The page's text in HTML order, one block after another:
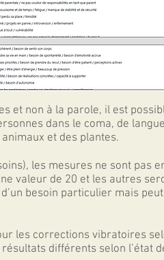
et non à la parole, il est
dans le coma, de
et des plantes.
les mesures ne sont pas
valeur de 20 et les autres
besoin particulier mais
les corrections vibratoires
différents selon l’état